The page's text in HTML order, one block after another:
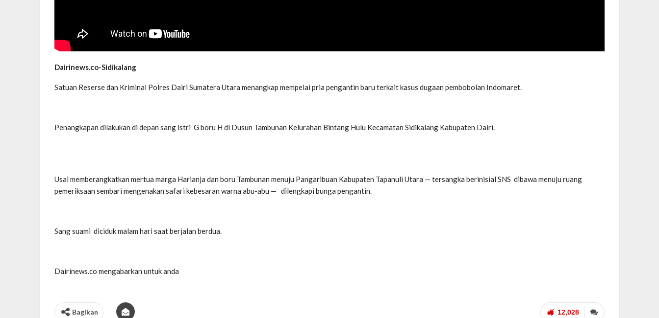
Dairinews.co-Sidikalang
Satuan Reserse dan Kriminal Polres Dairi Sumatera Utara menangkap mempelai pria pengantin baru terkait kasus dugaan pembobolan Indomaret.
Penangkapan dilakukan di depan sang istri G boru H di Dusun Tambunan Kelurahan Bintang Hulu Kecamatan Sidikalang Kabupaten Dairi.
Usai memberangkatkan mertua marga Harianja dan boru Tambunan menuju Pangaribuan Kabupaten Tapanuli Utara — tersangka berinisial SNS dibawa menuju ruang
pemeriksaan sembari mengenakan safari kebesaran warna abu-abu — dilengkapi bunga pengantin.
Sang suami diciduk malam hari saat berjalan berdua.
Dairinews.co mengabarkan untuk anda
12,028
Bagikan